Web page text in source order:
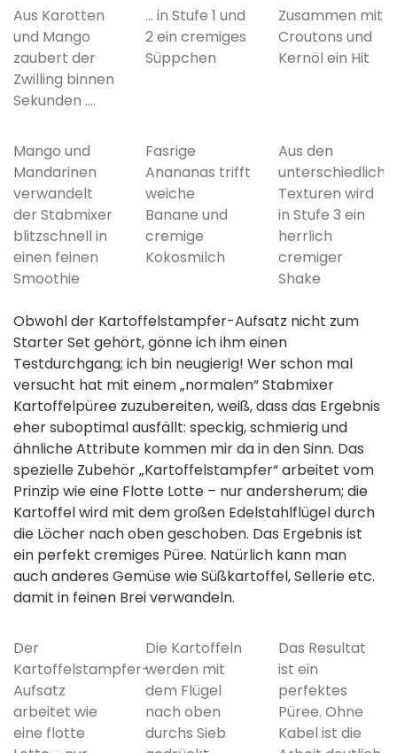
Aus Karotten
und Mango
zaubert der
Zwilling binnen
Sekunden ....
... in Stufe 1 und
2 ein cremiges
Süppchen
Zusammen mit
Croutons und
Kernöl ein Hit
Mango und
Mandarinen
verwandelt
der Stabmixer
blitzschnell in
einen feinen
Smoothie
Fasrige
Anananas trifft
weiche
Banane und
cremige
Kokosmilch
Aus den
Texturen wird
in Stufe 3 ein
herrlich
cremiger
Shake
Obwohl der Kartoffelstampfer-Aufsatz nicht zum
Starter Set gehört, gönne ich ihm einen
Testdurchgang; ich bin neugierig! Wer schon mal
versucht hat mit einem „normalen“ Stabmixer
Kartoffelpüree zuzubereiten, weiß, dass das Ergebnis
eher suboptimal ausfällt: speckig, schmierig und
ähnliche Attribute kommen mir da in den Sinn. Das
spezielle Zubehör „Kartoffelstampfer“ arbeitet vom
Prinzip wie eine Flotte Lotte – nur andersherum; die
Kartoffel wird mit dem großen Edelstahlflügel durch
die Löcher nach oben geschoben. Das Ergebnis ist
ein perfekt cremiges Püree. Natürlich kann man
auch anderes Gemüse wie Süßkartoffel, Sellerie etc.
damit in feinen Brei verwandeln.
Der
Kartoffelstampfer-
Aufsatz
arbeitet wie
eine flotte
Die Kartoffeln
werden mit
dem Flügel
nach oben
durchs Sieb
Das Resultat
ist ein
perfektes
Püree. Ohne
Kabel ist die